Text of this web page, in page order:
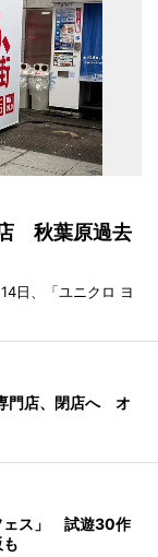
秋葉原過去
日、「ユニクロ ヨ
門店、閉店へ オ
ェス」 試遊30作